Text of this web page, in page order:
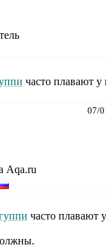
часто плавают у
07/
Aqa.ru
часто плавают